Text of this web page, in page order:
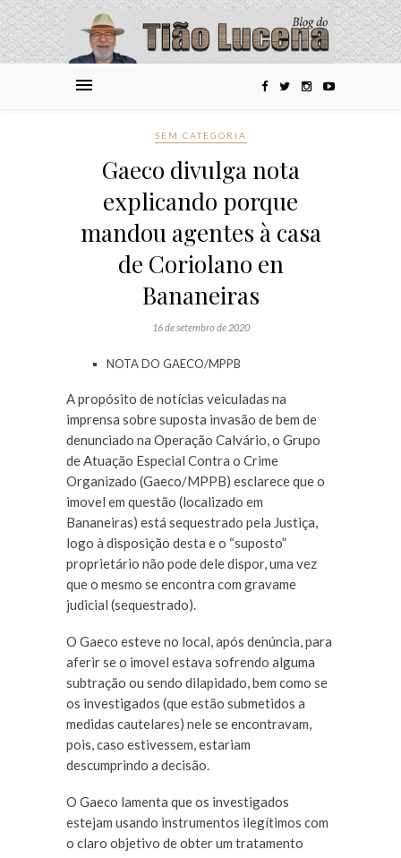
SEM CATEGORIA
Gaeco divulga nota
explicando porque
mandou agentes à casa
de Coriolano en
Bananeiras
16 de setembro de 2020
NOTA DO GAECO/MPPB
A propósito de notícias veiculadas na
imprensa sobre suposta invasão de bem de
denunciado na Operação Calvário, o Grupo
de Atuação Especial Contra o Crime
Organizado (Gaeco/MPPB) esclarece que o
imovel em questão (localizado em
Bananeiras) está sequestrado pela Justiça,
logo à disposição desta e o “suposto”
proprietário não pode dele dispor, uma vez
que o mesmo se encontra com gravame
judicial (sequestrado).
O Gaeco esteve no local, após denúncia, para
aferir se o imovel estava sofrendo alguma
subtração ou sendo dilapidado, bem como se
os investigados (que estão submetidos a
medidas cautelares) nele se encontravam,
pois, caso estivessem, estariam
descumprindo a decisão.
O Gaeco lamenta que os investigados
estejam usando instrumentos ilegítimos com
o claro objetivo de obter um tratamento